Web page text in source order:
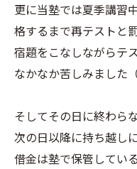
更に当塾では夏季講習
格するまで再テストと
宿題をこなしながらテ
なかなか苦しみました（
そしてその日に終わら
次の日以降に持ち越し
借金は塾で保管してい